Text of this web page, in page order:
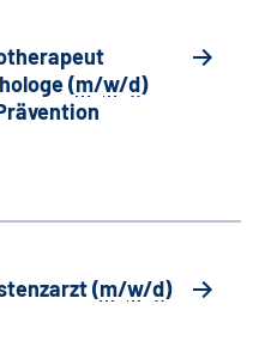
(m/w/d)
(m/w/d)